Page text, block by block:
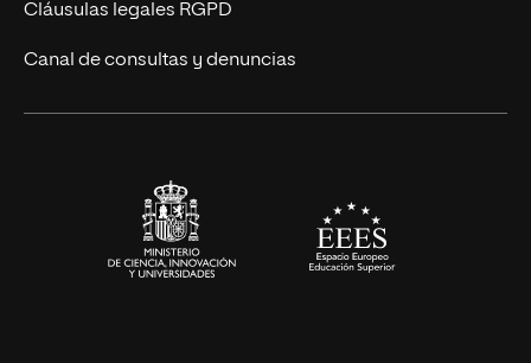
UNIR Revista
Eventos
Cláusulas legales RGPD
Canal de consultas y denuncias